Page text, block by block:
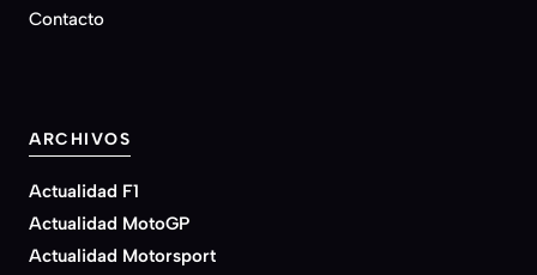
Contacto
ARCHIVOS
Actualidad F1
Actualidad MotoGP
Actualidad Motorsport